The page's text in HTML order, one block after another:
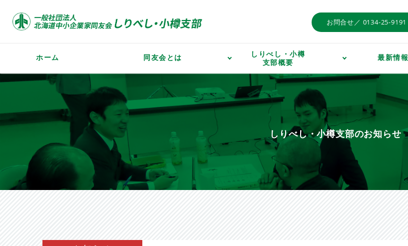
お問合せ／ 0134-25-9191
ホーム 同友会とは
しりべし・小樽
支部概要
最新情報
しりべし・小樽支部のお知らせ​